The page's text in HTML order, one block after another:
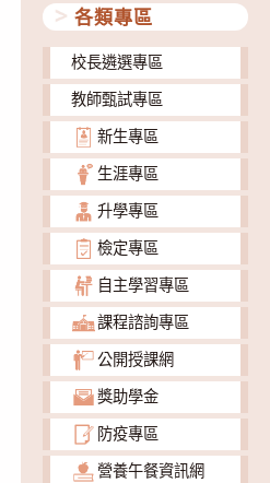
各類專區
校長遴選專區
教師甄試專區
新生專區
生涯專區
升學專區
檢定專區
自主學習專區
課程諮詢專區
公開授課網
獎助學金
防疫專區
營養午餐資訊網